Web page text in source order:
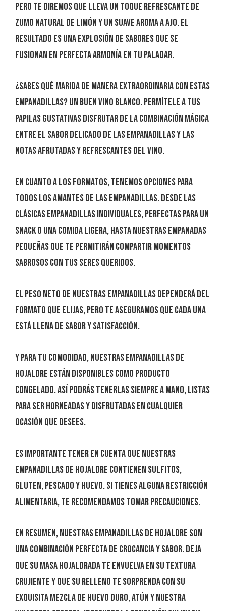
pero te diremos que lleva un toque refrescante de
zumo natural de limón y un suave aroma a ajo. El
resultado es una explosión de sabores que se
fusionan en perfecta armonía en tu paladar.
¿Sabes qué marida de manera extraordinaria con estas
empanadillas? Un buen vino blanco. Permítele a tus
papilas gustativas disfrutar de la combinación mágica
entre el sabor delicado de las empanadillas y las
notas afrutadas y refrescantes del vino.
En cuanto a los formatos, tenemos opciones para
todos los amantes de las empanadillas. Desde las
clásicas Empanadillas individuales, perfectas para un
snack o una comida ligera, hasta nuestras Empanadas
Pequeñas que te permitirán compartir momentos
sabrosos con tus seres queridos.
El peso neto de nuestras empanadillas dependerá del
formato que elijas, pero te aseguramos que cada una
está llena de sabor y satisfacción.
Y para tu comodidad, nuestras Empanadillas de
Hojaldre están disponibles como producto
congelado. Así podrás tenerlas siempre a mano, listas
para ser horneadas y disfrutadas en cualquier
ocasión que desees.
Es importante tener en cuenta que nuestras
Empanadillas de Hojaldre contienen sulfitos,
gluten, pescado y huevo. Si tienes alguna restricción
alimentaria, te recomendamos tomar precauciones.
En resumen, nuestras Empanadillas de Hojaldre son
una combinación perfecta de crocancia y sabor. Deja
que su masa hojaldrada te envuelva en su textura
crujiente y que su relleno te sorprenda con su
exquisita mezcla de huevo duro, atún y nuestra